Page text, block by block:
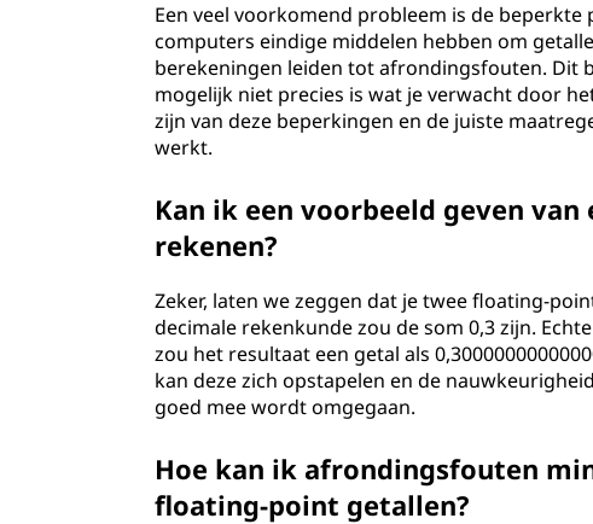
Een veel voorkomend probleem is de
computers eindige middelen hebben om
berekeningen leiden tot afrondingsfouten. Dit
mogelijk niet precies is wat je verwacht door
zijn van deze beperkingen en de juiste
werkt.
Kan ik een voorbeeld geven
rekenen?
Zeker, laten we zeggen dat je twee floating-
decimale rekenkunde zou de som 0,3 zijn.
zou het resultaat een getal als
kan deze zich opstapelen en de
goed mee wordt omgegaan.
Hoe kan ik afrondingsfouten
floating-point getallen?